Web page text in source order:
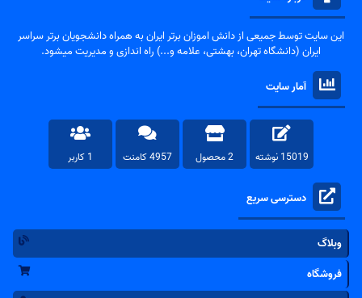
این سایت توسط جمیعی از دانش اموزان برتر ایران به همراه دانشجویان برتر سراسر
ایران (دانشگاه تهران، بهشتی، علامه و...) راه اندازی و مدیریت میشود.
آمار سایت
15019 نوشته 2 محصول 4957 کامنت 1 کاربر
دسترسی سریع
وبلاگ
فروشگاه